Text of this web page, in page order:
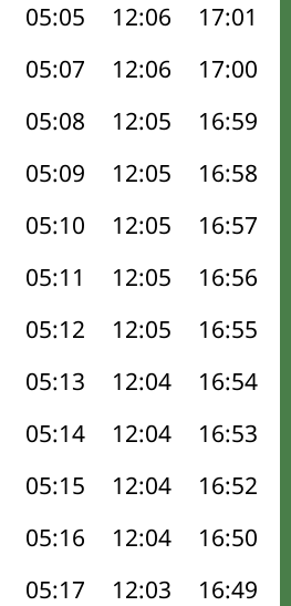
05:05 12:06 17:01
05:07 12:06 17:00
05:08 12:05 16:59
05:09 12:05 16:58
05:10 12:05 16:57
05:11 12:05 16:56
05:12 12:05 16:55
05:13 12:04 16:54
05:14 12:04 16:53
05:15 12:04 16:52
05:16 12:04 16:50
05:17 12:03 16:49